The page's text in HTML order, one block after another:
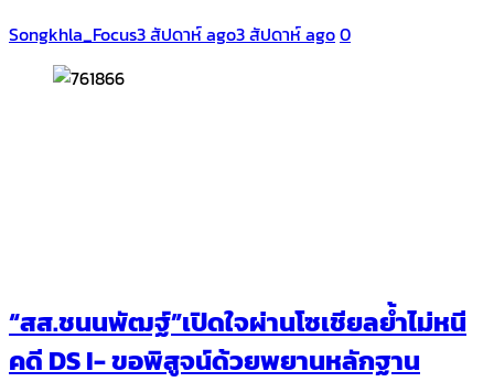
Songkhla_Focus3 สัปดาห์ ago3 สัปดาห์ ago0
“สส.ชนนพัฒฐ์”เปิดใจผ่านโซเชียลย้ำไม่หนี
คดี DS I- ขอพิสูจน์ด้วยพยานหลักฐาน